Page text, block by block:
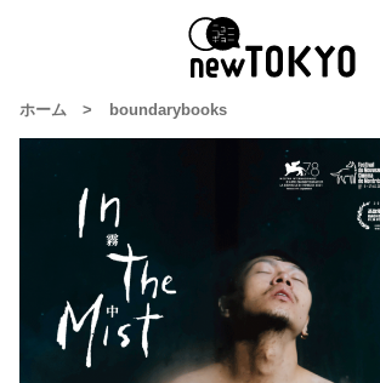
ホーム > boundarybooks